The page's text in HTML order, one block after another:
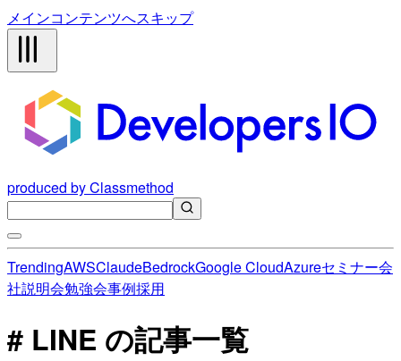
メインコンテンツへスキップ
produced by Classmethod
TrendingAWSClaudeBedrockGoogle CloudAzureセミナー会
社説明会勉強会事例採用
# LINE の記事一覧